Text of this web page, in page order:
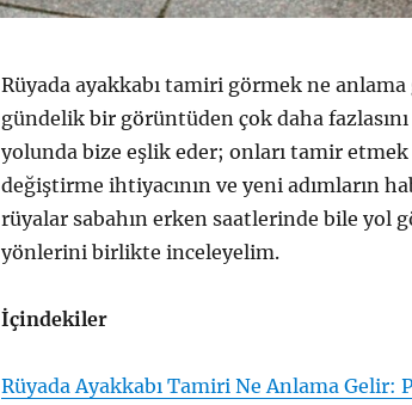
Rüyada ayakkabı tamiri görmek ne anlama
gündelik bir görüntüden çok daha
yolunda bize eşlik eder; onları tamir
değiştirme ihtiyacının ve yeni adımların
rüyalar sabahın erken saatlerinde bile yol
yönlerini birlikte inceleyelim.
İçindekiler
Rüyada Ayakkabı Tamiri Ne Anlama